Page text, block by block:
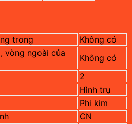
trong
Không có
vòng ngoài của
Không có
2
Hình trụ
Phi kim
CN